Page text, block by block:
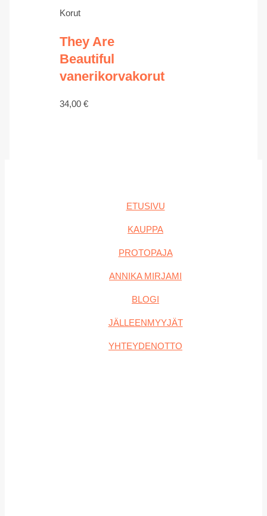
Korut
They Are
Beautiful
vanerikorvakorut
34,00 €
ETUSIVU
KAUPPA
PROTOPAJA
ANNIKA MIRJAMI
BLOGI
JÄLLEENMYYJÄT
YHTEYDENOTTO